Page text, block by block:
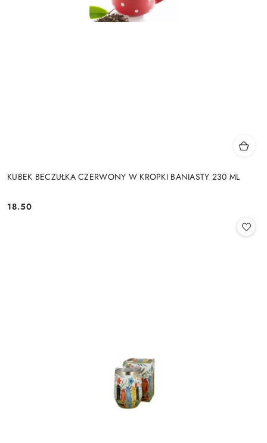
KUBEK BECZUŁKA CZERWONY W KROPKI BANIASTY 230 ML
Cena:
18.50